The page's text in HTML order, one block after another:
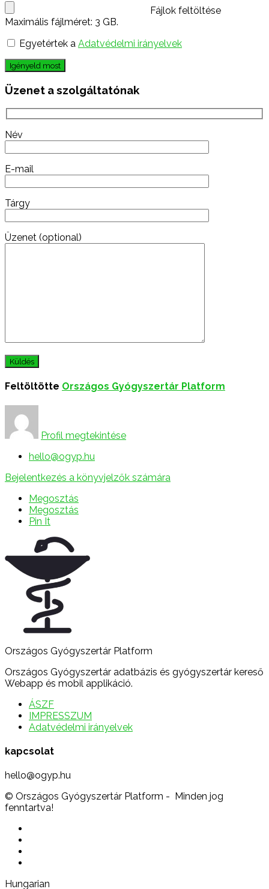
Fájlok feltöltése
Maximális fájlméret: 3 GB.
Egyetértek a Adatvédelmi irányelvek
Igényeld most
Üzenet a szolgáltatónak
Név
E-mail
Tárgy
Üzenet (optional)
Feltöltötte Országos Gyógyszertár Platform
Profil megtekintése
hello@ogyp.hu
Bejelentkezés a könyvjelzők számára
Megosztás
Megosztás
Pin It
Országos Gyógyszertár Platform
Országos Gyógyszertár adatbázis és gyógyszertár kereső
Webapp és mobil applikáció.
ÁSZF
IMPRESSZUM
Adatvédelmi irányelvek
kapcsolat
hello@ogyp.hu
© Országos Gyógyszertár Platform - Minden jog
fenntartva!
Hungarian